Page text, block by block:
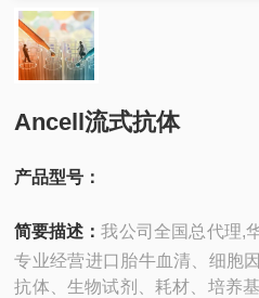
Ancell流式抗体
产品型号：
简要描述：我公司全国总代理,
专业经营进口胎牛血清、细胞
抗体、生物试剂、耗材、培养